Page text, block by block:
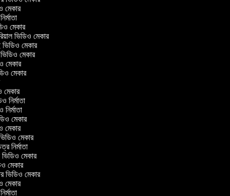
মেকার
মেকার
ভিডিও মেকার
ভিডিও মেকার
ভিডিও মেকার
মেকার
মেকার
মেকার
নির্মাতা
নির্মাতা
মেকার
মেকার
ভিডিও মেকার
নির্মাতা
ভিডিও মেকার
মেকার
ভিডিও মেকার
মেকার